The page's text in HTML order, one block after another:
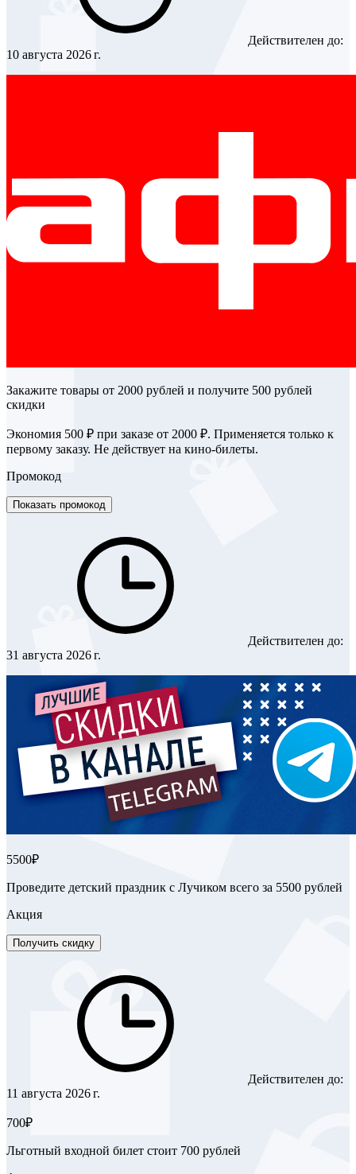
Действителен до:
10 августа 2026 г.
Закажите товары от 2000 рублей и получите 500 рублей
скидки
Экономия 500 ₽ при заказе от 2000 ₽. Применяется только к
первому заказу. Не действует на кино-билеты.
Промокод
Показать промокод
Действителен до:
31 августа 2026 г.
5500₽
Проведите детский праздник с Лучиком всего за 5500 рублей
Акция
Получить скидку
Действителен до:
11 августа 2026 г.
700₽
Льготный входной билет стоит 700 рублей